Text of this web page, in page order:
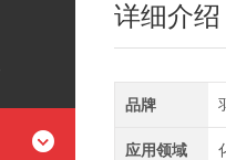
详细介绍
品牌
应用领域